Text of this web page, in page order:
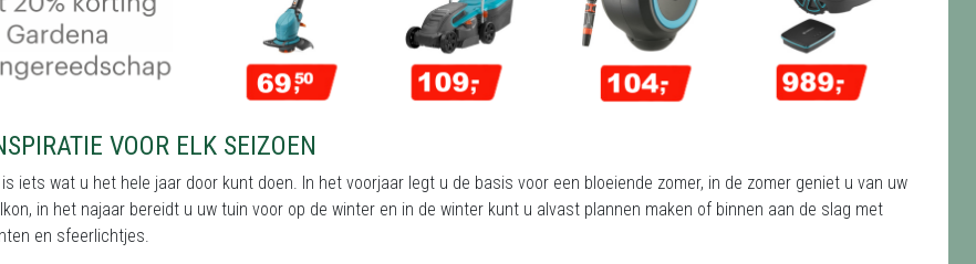
VOOR ELK SEIZOEN
iets wat u het hele jaar door kunt doen. In het voorjaar legt u de basis voor een bloeiende zomer, in de zomer geniet u van uw
in het najaar bereidt u uw tuin voor op de winter en in de winter kunt u alvast plannen maken of binnen aan de slag met
en sfeerlichtjes.